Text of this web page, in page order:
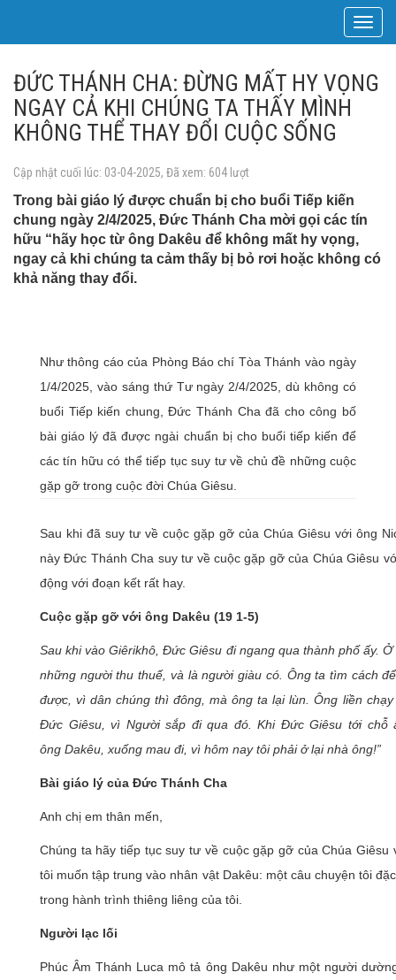
Toggle
ĐỨC THÁNH CHA: ĐỪNG MẤT HY VỌNG
NGAY CẢ KHI CHÚNG TA THẤY MÌNH
KHÔNG THỂ THAY ĐỔI CUỘC SỐNG
Cập nhật cuối lúc: 03-04-2025, Đã xem: 604 lượt
Trong bài giáo lý được chuẩn bị cho buổi Tiếp kiến
chung ngày 2/4/2025, Đức Thánh Cha mời gọi các tín
hữu “hãy học từ ông Dakêu để không mất hy vọng,
ngay cả khi chúng ta cảm thấy bị bỏ rơi hoặc không có
khả năng thay đổi.
Như thông cáo của Phòng Báo chí Tòa Thánh vào ngày
1/4/2025, vào sáng thứ Tư ngày 2/4/2025, dù không có
buổi Tiếp kiến chung, Đức Thánh Cha đã cho công bố
bài giáo lý đã được ngài chuẩn bị cho buổi tiếp kiến để
các tín hữu có thể tiếp tục suy tư về chủ đề những cuộc
gặp gỡ trong cuộc đời Chúa Giêsu.
Sau khi đã suy tư về cuộc gặp gỡ của Chúa Giêsu với ông
này Đức Thánh Cha suy tư về cuộc gặp gỡ của Chúa Giêsu
động với đoạn kết rất hay.
Cuộc gặp gỡ với ông Dakêu (19 1-5)
Sau khi vào Giêrikhô, Đức Giêsu đi ngang qua thành phố ấy.
những người thu thuế, và là người giàu có. Ông ta tìm cách
được, vì dân chúng thì đông, mà ông ta lại lùn. Ông liền
Đức Giêsu, vì Người sắp đi qua đó. Khi Đức Giêsu tới chỗ
ông Dakêu, xuống mau đi, vì hôm nay tôi phải ở lại nhà ông!”
Bài giáo lý của Đức Thánh Cha
Anh chị em thân mến,
Chúng ta hãy tiếp tục suy tư về cuộc gặp gỡ của Chúa
tôi muốn tập trung vào nhân vật Dakêu: một câu chuyện tôi
trong hành trình thiêng liêng của tôi.
Người lạc lối
Phúc Âm Thánh Luca mô tả ông Dakêu như một người